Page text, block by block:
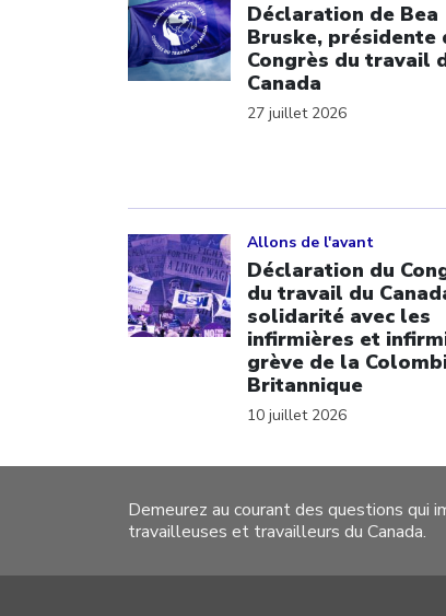
Déclaration de Bea
Bruske, présidente
Congrès du travail
Canada
27 juillet 2026
Allons de l'avant
Déclaration du
du travail du
solidarité avec les
infirmières et
grève de la
Britannique
10 juillet 2026
Demeurez au courant des questions qui
travailleuses et travailleurs du Canada.